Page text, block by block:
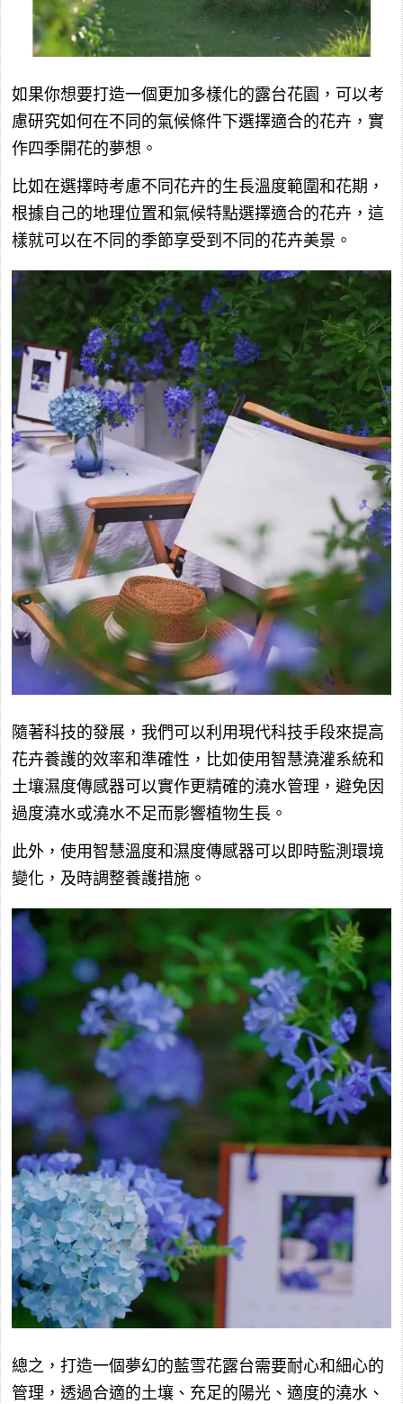
如果你想要打造一個更加多樣化的露台花園，可以考
慮研究如何在不同的氣候條件下選擇適合的花卉，實
作四季開花的夢想。
比如在選擇時考慮不同花卉的生長溫度範圍和花期，
根據自己的地理位置和氣候特點選擇適合的花卉，這
樣就可以在不同的季節享受到不同的花卉美景。
隨著科技的發展，我們可以利用現代科技手段來提高
花卉養護的效率和準確性，比如使用智慧澆灌系統和
土壤濕度傳感器可以實作更精確的澆水管理，避免因
過度澆水或澆水不足而影響植物生長。
此外，使用智慧溫度和濕度傳感器可以即時監測環境
變化，及時調整養護措施。
總之，打造一個夢幻的藍雪花露台需要耐心和細心的
管理，透過合適的土壤、充足的陽光、適度的澆水、